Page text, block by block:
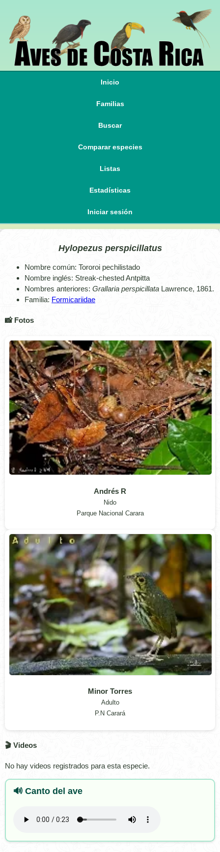
Inicio
Familias
Buscar
Comparar especies
Listas
Estadísticas
Iniciar sesión
Hylopezus perspicillatus
Nombre común: Tororoi pechilistado
Nombre inglés: Streak-chested Antpitta
Nombres anteriores: Grallaria perspicillata Lawrence, 1861.
Familia: Formicariidae
📸 Fotos
Andrés R
Nido
Parque Nacional Carara
Minor Torres
Adulto
P.N Carará
🎬 Videos
No hay videos registrados para esta especie.
🔊 Canto del ave